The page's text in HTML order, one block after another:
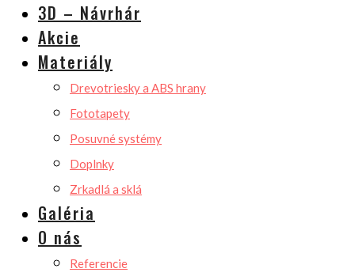
3D – Návrhár
Akcie
Materiály
Drevotriesky a ABS hrany
Fototapety
Posuvné systémy
Doplnky
Zrkadlá a sklá
Galéria
O nás
Referencie